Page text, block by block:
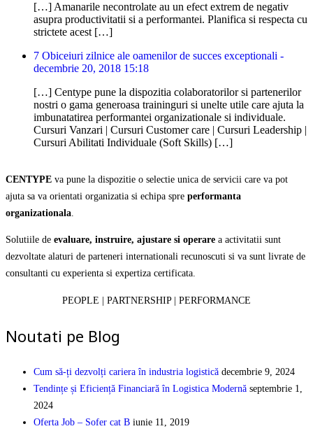
[…] Amanarile necontrolate au un efect extrem de negativ
asupra productivitatii si a performantei. Planifica si respecta cu
strictete acest […]
7 Obiceiuri zilnice ale oamenilor de succes exceptionali -
decembrie 20, 2018 15:18
[…] Centype pune la dispozitia colaboratorilor si partenerilor
nostri o gama generoasa traininguri si unelte utile care ajuta la
imbunatatirea performantei organizationale si individuale.
Cursuri Vanzari | Cursuri Customer care | Cursuri Leadership |
Cursuri Abilitati Individuale (Soft Skills) […]
CENTYPE va pune la dispozitie o selectie unica de servicii care va pot
ajuta sa va orientati organizatia si echipa spre performanta
organizationala
Solutiile de evaluare, instruire, ajustare si operare a activitatii sunt
dezvoltate alaturi de parteneri internationali recunoscuti si va sunt livrate de
consultanti cu experienta si expertiza certificata.
PEOPLE | PARTNERSHIP | PERFORMANCE
Noutati pe Blog
Cum să-ți dezvolți cariera în industria logistică decembrie 9, 2024
Tendințe și Eficiență Financiară în Logistica Modernă septembrie 1,
2024
Oferta Job – Sofer cat B iunie 11, 2019